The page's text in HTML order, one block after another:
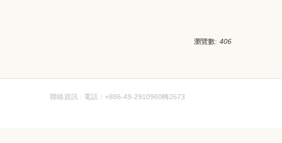
瀏覽數: 406
聯絡資訊 : 電話：+886-49-2910960轉2673